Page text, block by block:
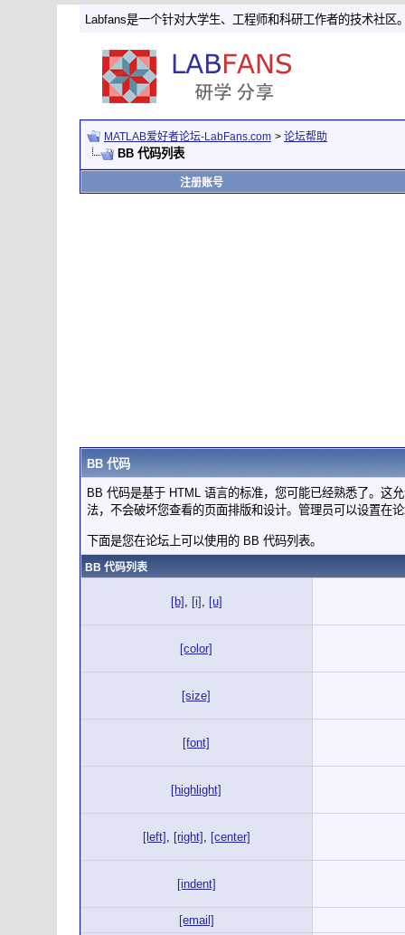
Labfans是一个针对大学生、工程师和科研工作者的技术社区
MATLAB爱好者论坛-LabFans.com > 论坛帮助
BB 代码列表
注册账号
BB 代码
BB 代码是基于 HTML 语言的标准，您可能已经熟悉了。这
法，不会破坏您查看的页面排版和设计。管理员可以设置在
下面是您在论坛上可以使用的 BB 代码列表。
BB 代码列表
[b] , [i] , [u]
[color]
[size]
[font]
[highlight]
[left] , [right] , [center]
[indent]
[email]